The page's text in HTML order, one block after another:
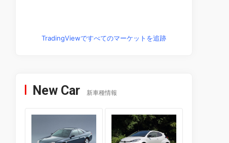
TradingViewですべてのマーケットを追跡
New Car 新車種情報